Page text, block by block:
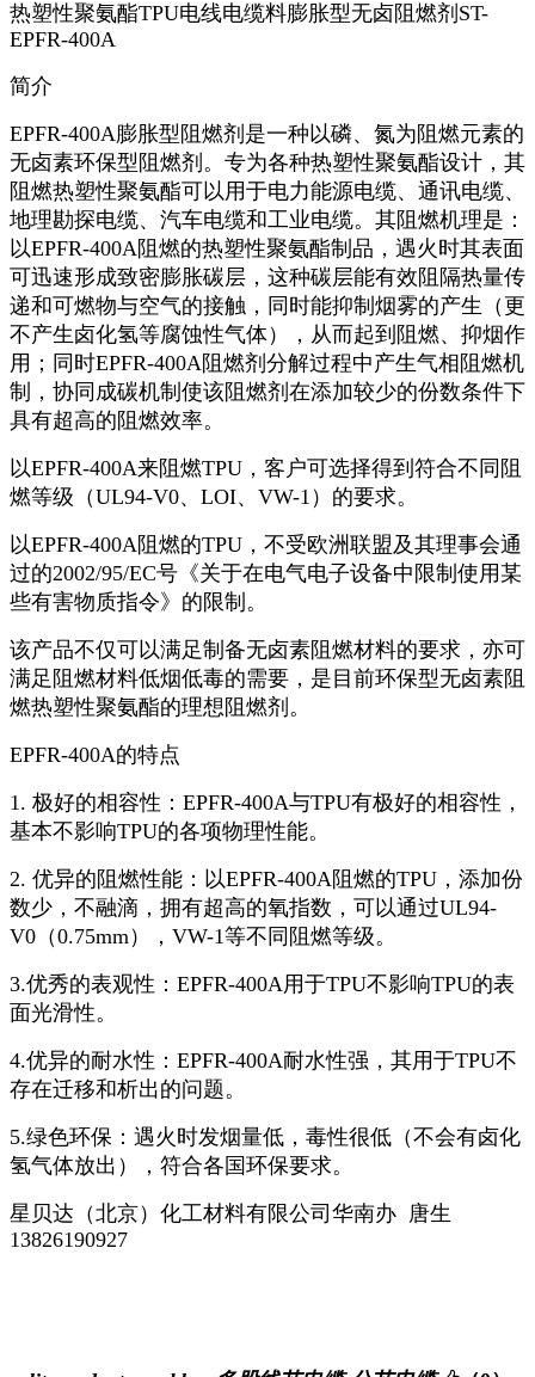
热塑性聚氨酯TPU电线电缆料膨胀型无卤阻燃剂ST-
EPFR-400A
简介
EPFR-400A膨胀型阻燃剂是一种以磷、氮为阻燃元素的
无卤素环保型阻燃剂。专为各种热塑性聚氨酯设计，其
阻燃热塑性聚氨酯可以用于电力能源电缆、通讯电缆、
地理勘探电缆、汽车电缆和工业电缆。其阻燃机理是：
以EPFR-400A阻燃的热塑性聚氨酯制品，遇火时其表面
可迅速形成致密膨胀碳层，这种碳层能有效阻隔热量传
递和可燃物与空气的接触，同时能抑制烟雾的产生（更
不产生卤化氢等腐蚀性气体），从而起到阻燃、抑烟作
用；同时EPFR-400A阻燃剂分解过程中产生气相阻燃机
制，协同成碳机制使该阻燃剂在添加较少的份数条件下
具有超高的阻燃效率。
以EPFR-400A来阻燃TPU，客户可选择得到符合不同阻
燃等级（UL94-V0、LOI、VW-1）的要求。
以EPFR-400A阻燃的TPU，不受欧洲联盟及其理事会通
过的2002/95/EC号《关于在电气电子设备中限制使用某
些有害物质指令》的限制。
该产品不仅可以满足制备无卤素阻燃材料的要求，亦可
满足阻燃材料低烟低毒的需要，是目前环保型无卤素阻
燃热塑性聚氨酯的理想阻燃剂。
EPFR-400A的特点
1. 极好的相容性：EPFR-400A与TPU有极好的相容性，
基本不影响TPU的各项物理性能。
2. 优异的阻燃性能：以EPFR-400A阻燃的TPU，添加份
数少，不融滴，拥有超高的氧指数，可以通过UL94-
V0（0.75mm），VW-1等不同阻燃等级。
3.优秀的表观性：EPFR-400A用于TPU不影响TPU的表
面光滑性。
4.优异的耐水性：EPFR-400A耐水性强，其用于TPU不
存在迁移和析出的问题。
5.绿色环保：遇火时发烟量低，毒性很低（不会有卤化
氢气体放出），符合各国环保要求。
星贝达（北京）化工材料有限公司华南办 唐生
13826190927